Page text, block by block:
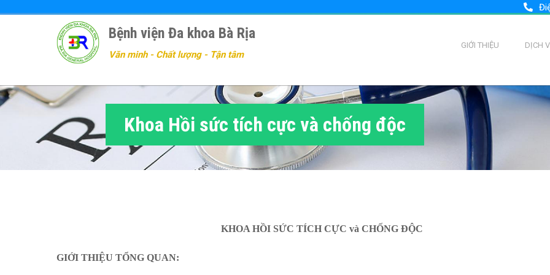
đến
Bệnh viện Đa khoa Bà Rịa
Văn minh - Chất lượng - Tận tâm
GIỚI THIỆU DỊCH
Khoa Hồi sức tích cực và chống độc
KHOA HỒI SỨC TÍCH CỰC và CHỐNG ĐỘC
GIỚI THIỆU TỔNG QUAN: